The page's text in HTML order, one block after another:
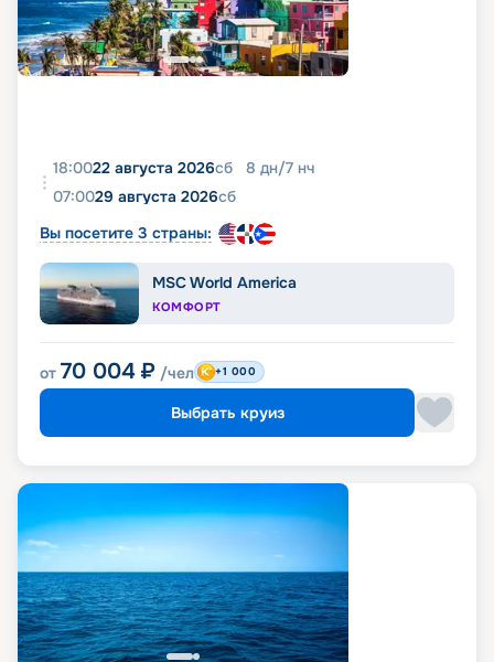
фото, реальные отзывы пассажиров, подробные
характеристики кают и палуб. Вся эта
информация доступна на этой же странице.
18:0022 августа 2026сб 8 дн/7 нч
07:0029 августа 2026сб
Вы посетите 3 страны:
MSC World America
КОМФОРТ
от 70 004 ₽ /чел +1 000
Выбрать круиз